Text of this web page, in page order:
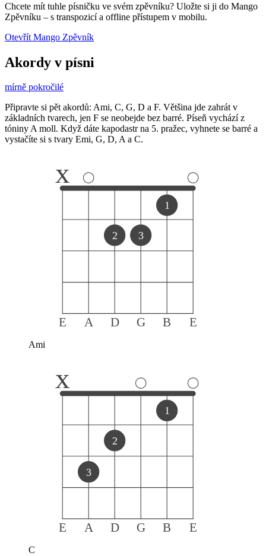
Chcete mít tuhle písničku ve svém zpěvníku? Uložte si ji do Mango
Zpěvníku – s transpozicí a offline přístupem v mobilu.
Otevřít Mango Zpěvník
Akordy v písni
mírně pokročilé
Připravte si pět akordů: Ami, C, G, D a F. Většina jde zahrát v
základních tvarech, jen F se neobejde bez barré. Píseň vychází z
tóniny A moll. Když dáte kapodastr na 5. pražec, vyhnete se barré a
vystačíte si s tvary Emi, G, D, A a C.
E A D G B E
x
2 3
1
Ami
E A D G B E
x
3
2
1
C